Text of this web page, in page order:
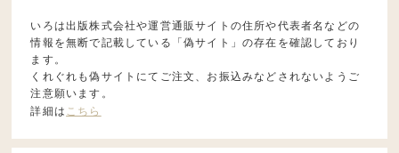
いろは出版株式会社や運営通販サイトの住所や代表者名などの
情報を無断で記載している「偽サイト」の存在を確認しており
ます。
くれぐれも偽サイトにてご注文、お振込みなどされないようご
注意願います。
詳細は こちら